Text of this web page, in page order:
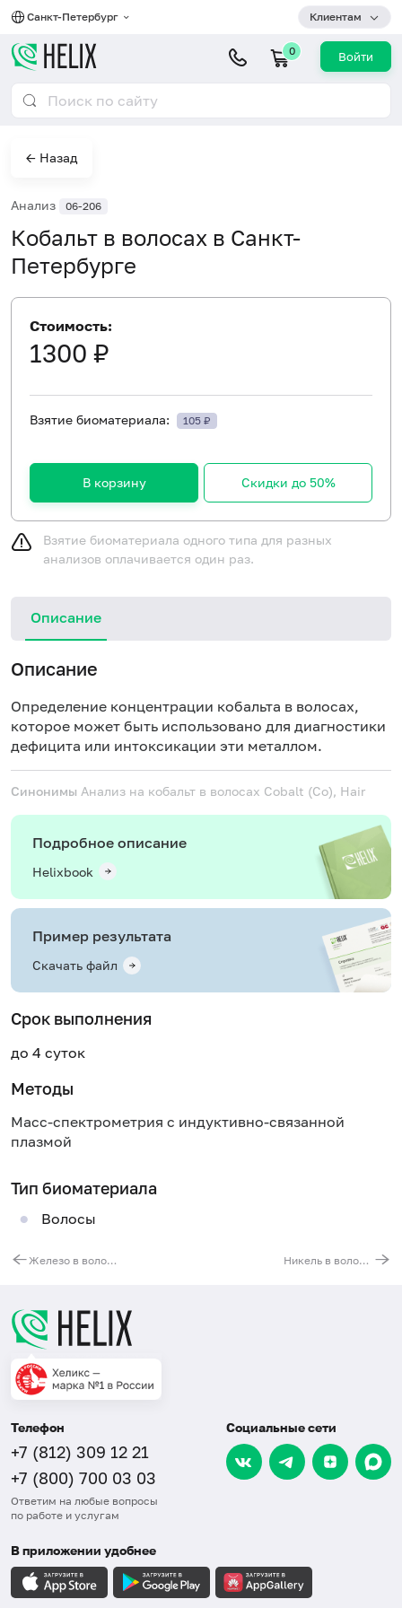
Санкт-Петербург Клиентам
0 Войти
← Назад
Анализ 06-206
Кобальт в волосах в Санкт-
Петербурге
Стоимость:
1300 ₽
Взятие биоматериала: 105 ₽
В корзину Скидки до 50%
Взятие биоматериала одного типа для разных
анализов оплачивается один раз.
Описание
Описание
Определение концентрации кобальта в волосах,
которое может быть использовано для диагностики
дефицита или интоксикации эти металлом.
Синонимы Анализ на кобальт в волосах Cobalt (Co), Hair
Подробное описание
Helixbook
Пример результата
Скачать файл
Срок выполнения
до 4 суток
Методы
Масс-спектрометрия с индуктивно-связанной
плазмой
Тип биоматериала
Волосы
Железо в волосах Никель в волосах
Телефон
+7 (812) 309 12 21
+7 (800) 700 03 03
Ответим на любые вопросы
по работе и услугам
Социальные сети
В приложении удобнее